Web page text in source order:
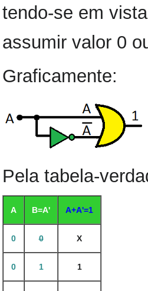
tendo-se em
assumir valor 0
Graficamente:
Pela tabela-
A B=A' A+A'=1
0 0 X
0 1 1